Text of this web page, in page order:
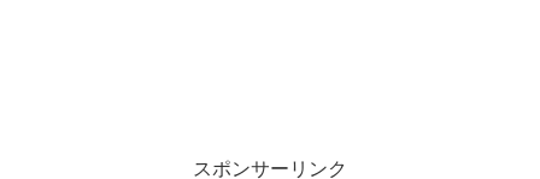
スポンサーリンク